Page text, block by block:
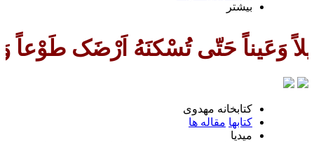
بیشتر
وَعَیناً حَتّی تُسْکنَهُ اَرْضَک طَوْعاً
كتابخانه مهدوى
كتابها مقاله ها
ميديا